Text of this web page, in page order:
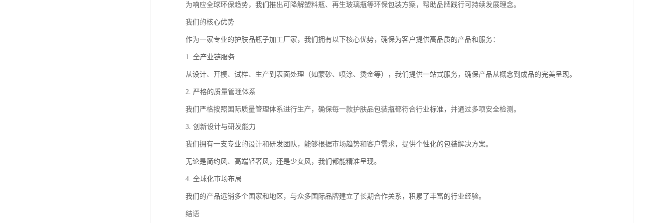
为响应全球环保趋势，我们推出可降解塑料瓶、再生玻璃瓶等环保包装方案，帮助品牌践行可持续发展理念。
我们的核心优势
作为一家专业的护肤品瓶子加工厂家，我们拥有以下核心优势，确保为客户提供高品质的产品和服务：
1. 全产业链服务
从设计、开模、试样、生产到表面处理（如蒙砂、喷涂、烫金等），我们提供一站式服务，确保产品从概念到成品的完美呈现。
2. 严格的质量管理体系
我们严格按照国际质量管理体系进行生产，确保每一款护肤品包装瓶都符合行业标准，并通过多项安全检测。
3. 创新设计与研发能力
我们拥有一支专业的设计和研发团队，能够根据市场趋势和客户需求，提供个性化的包装解决方案。
无论是简约风、高端轻奢风，还是少女风，我们都能精准呈现。
4. 全球化市场布局
我们的产品远销多个国家和地区，与众多国际品牌建立了长期合作关系，积累了丰富的行业经验。
结语